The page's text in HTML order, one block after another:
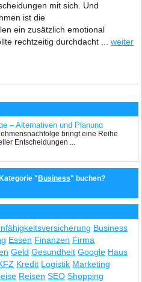
mit sich. Und
ist die
ein zusätzlich emotional
rechtzeitig durchdacht ...weiter
– Alternativen und Planung
bringt eine Reihe
Entscheidungen ...
" Business" buchen?
Business
Essen Finanzen Firma
Geld Gesundheit Google Haus
Kredit Logistik Marketing
Reisen SEO Shopping